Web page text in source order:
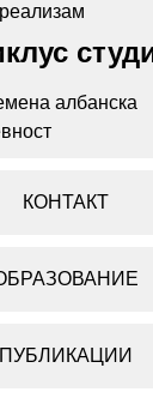
КОНТАКТ
ПУБЛИКАЦИИ
албанска